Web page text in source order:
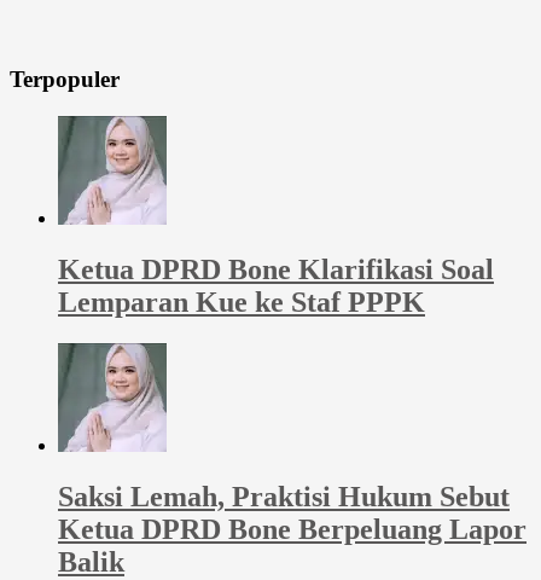
Terpopuler
Ketua DPRD Bone Klarifikasi Soal
Lemparan Kue ke Staf PPPK
Saksi Lemah, Praktisi Hukum Sebut
Ketua DPRD Bone Berpeluang Lapor
Balik